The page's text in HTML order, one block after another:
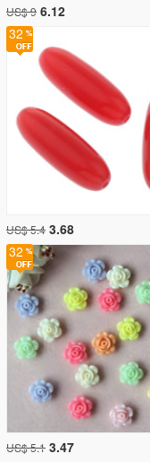
32
US$ 5.1 3.47
32
US$ 5.4 3.68
US$ 9 6.12